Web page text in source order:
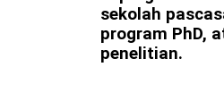
sekolah
program PhD,
penelitian.